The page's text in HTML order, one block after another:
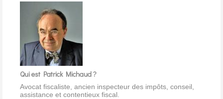
Qui est Patrick Michaud ?
Avocat fiscaliste, ancien inspecteur des impôts, conseil,
assistance et contentieux fiscal.